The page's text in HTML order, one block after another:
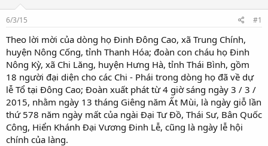
s
t
a
t
e
r
ầ
u
6/3/15 #1
Theo lời mời của dòng họ Đinh Đông Cao, xã Trung Chính,
huyện Nông Cống, tỉnh Thanh Hóa; đoàn con cháu họ Đinh
Nông Kỳ, xã Chi Lăng, huyện Hưng Hà, tỉnh Thái Bình, gồm
18 người đại diện cho các Chi - Phái trong dòng họ đã về dự
lễ Tổ tại Đông Cao; Đoàn xuất phát từ 4 giờ sáng ngày 3 / 3 /
2015, nhằm ngày 13 tháng Giêng năm Ất Mùi, là ngày giỗ lần
thứ 578 năm ngày mất của ngài Đại Tư Đồ, Thái Sư, Bân Quốc
Công, Hiển Khánh Đại Vương Đinh Lễ, cũng là ngày lễ hội
chính của làng.